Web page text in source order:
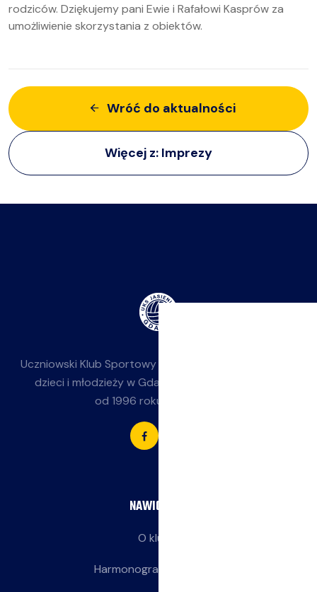
rodziców. Dziękujemy pani Ewie i Rafałowi Kasprów za
umożliwienie skorzystania z obiektów.
Wróć do aktualności
Więcej z: Imprezy
Uczniowski Klub Sportowy
dzieci i młodzieży w Gdańsku-Jasieniu. Działamy
od 1996 roku przy SP 85.
NAWIGACJA
O klubie
Harmonogram treningów